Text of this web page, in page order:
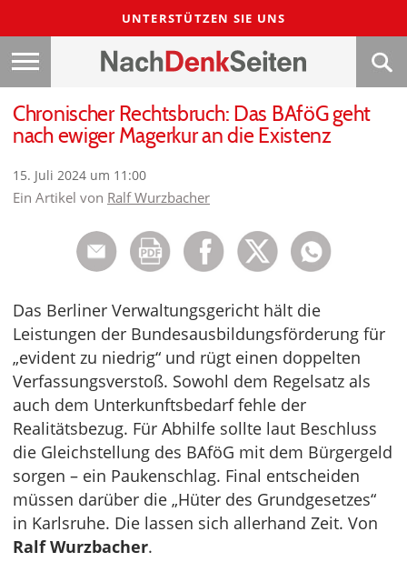
UNTERSTÜTZEN SIE UNS
Chronischer Rechtsbruch: Das BAföG geht
nach ewiger Magerkur an die Existenz
15. Juli 2024 um 11:00
Ein Artikel von Ralf Wurzbacher
Das Berliner Verwaltungsgericht hält die
Leistungen der Bundesausbildungsförderung für
„evident zu niedrig“ und rügt einen doppelten
Verfassungsverstoß. Sowohl dem Regelsatz als
auch dem Unterkunftsbedarf fehle der
Realitätsbezug. Für Abhilfe sollte laut Beschluss
die Gleichstellung des BAföG mit dem Bürgergeld
sorgen – ein Paukenschlag. Final entscheiden
müssen darüber die „Hüter des Grundgesetzes“
in Karlsruhe. Die lassen sich allerhand Zeit. Von
Ralf Wurzbacher.